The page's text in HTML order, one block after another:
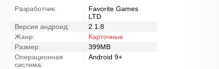
Разработчик:
Favorite Games
LTD
Версия андроид:
2.1.8
Жанр:
Карточные
Размер:
399MB
Операционная
система:
Android 9+